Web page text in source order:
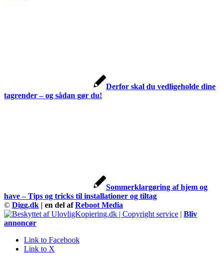
Derfor skal du vedligeholde dine
tagrender – og sådan gør du!
Sommerklargøring af hjem og
have – Tips og tricks til installationer og tiltag
© Digg.dk | en del afReboot Media
| Bliv
annoncør
Link to Facebook
Link to X